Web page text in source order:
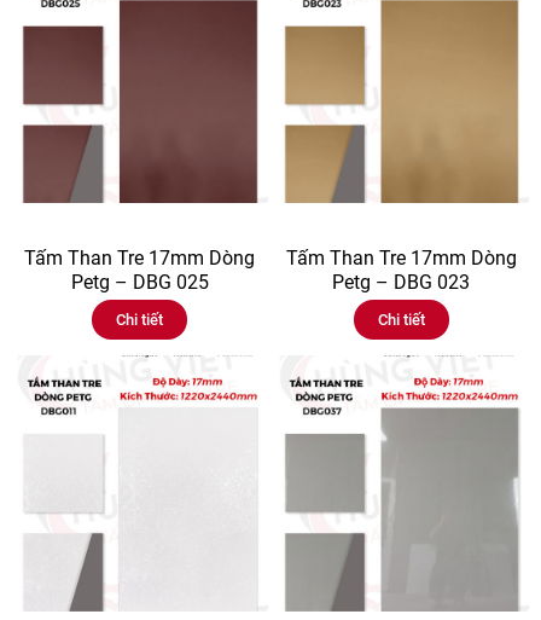
Tấm Than Tre 17mm Dòng
Petg – DBG 025
Chi tiết
Tấm Than Tre 17mm Dòng
Petg – DBG 023
Chi tiết